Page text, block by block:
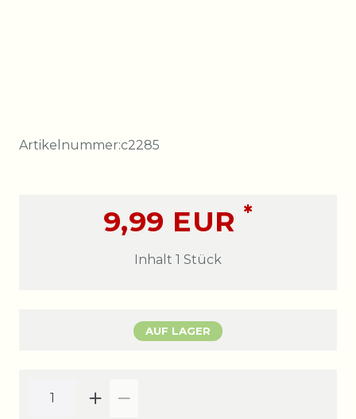
Artikelnummer:c2285
9,99 EUR *
Inhalt 1 Stück
AUF LAGER